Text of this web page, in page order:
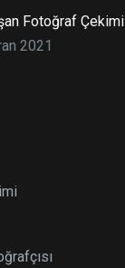
Fotoğraf Çekimi
2021